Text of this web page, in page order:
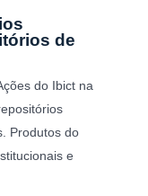
de
do Ibict na
Produtos do
e